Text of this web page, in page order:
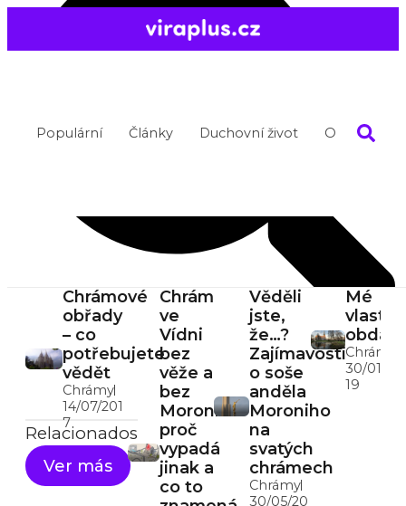
Populární Články Duchovní život O nás
Search
Relacionados
Ver más
DOPORUČENÉ PŘÍSPĚVKY
Chrámové
obřady
– co
potřebujete
vědět
Chrámy
14/07/201
7
Chrám
ve
Vídni
bez
věže a
bez
Moroniho:
proč
vypadá
jinak a
co to
Věděli
jste,
že…?
Zajímavosti
o soše
anděla
Moroniho
na
svatých
chrámech
Chrámy
30/05/20
Mé
vlastní
Chrámy
30/01/20
19